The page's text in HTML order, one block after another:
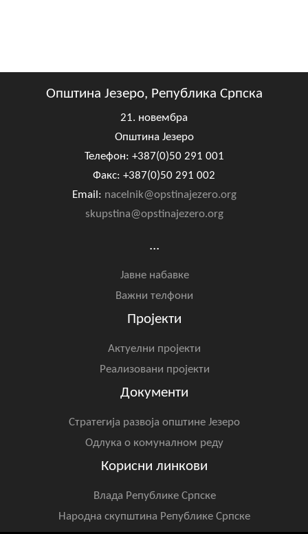
ЦИВИЛНА ЗАШТИТА
КОНТАКТ
Општина Језеро, Република Српска
21. новембра
Општина Језеро
Телефон: +387(0)50 291 001
Факс: +387(0)50 291 002
Email: nacelnik@opstinajezero.org
skupstina@opstinajezero.org
...
Јавне набавке
Важни телфони
Пројекти
Актуелни пројекти
Реализовани пројекти
Документи
Стратегија развоја општине Језеро
Одлука о комуналном реду
Корисни линкови
Влада Републике Српске
Народна скупштина Републике Српске